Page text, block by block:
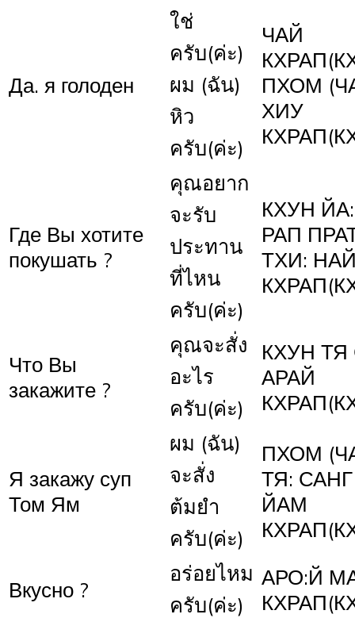
Да. я голоден
ใช่
ครับ(ค่ะ)
ผม (ฉัน)
หิว
ครับ(ค่ะ)
ЧАЙ
ПХОМ
ХИУ
Где Вы хотите
покушать ?
คุณอยาก
จะรับ
ประทาน
ที่ไหน
ครับ(ค่ะ)
КХУН
РАП
ТХИ:
Что Вы
закажите ?
คุณจะสั่ง
อะไร
ครับ(ค่ะ)
КХУН ТЯ
АРАЙ
Я закажу суп
Том Ям
ผม (ฉัน)
จะสั่ง
ต้มยำ
ครับ(ค่ะ)
ПХОМ
ТЯ:
ЙАМ
Вкусно ?
อร่อยไหม
ครับ(ค่ะ)
АРО:Й